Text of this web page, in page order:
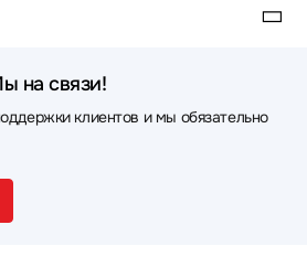
на связи!
клиентов и мы обязательно